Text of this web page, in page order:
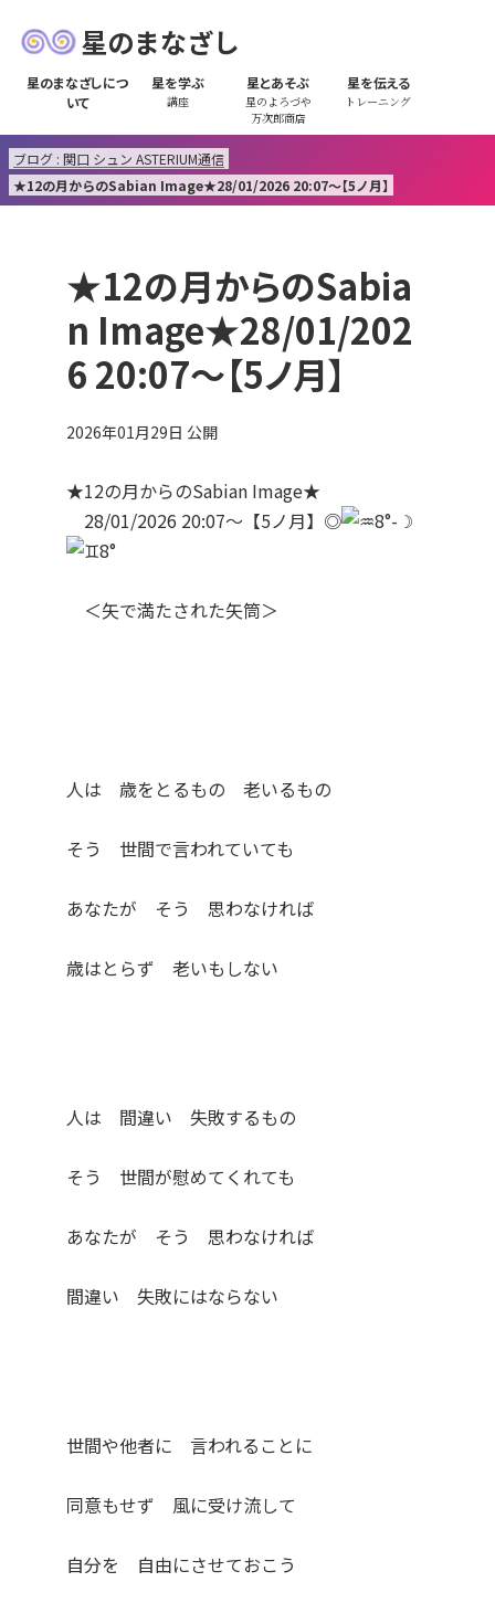
星のまなざし
星のまなざしにつ
いて
星を学ぶ
講座
星とあそぶ
星のよろづや
万次郎商店
星を伝える
トレーニング
ブログ : 関口 シュン ASTERIUM通信
★12の月からのSabian Image★28/01/2026 20:07～【5ノ月】
★12の月からのSabia
n Image★28/01/202
6 20:07～【5ノ月】
2026年01月29日 公開
★12の月からのSabian Image★
28/01/2026 20:07～【5ノ月】◎
8°-☽
8°
＜矢で満たされた矢筒＞
人は 歳をとるもの 老いるもの
そう 世間で言われていても
あなたが そう 思わなければ
歳はとらず 老いもしない
人は 間違い 失敗するもの
そう 世間が慰めてくれても
あなたが そう 思わなければ
間違い 失敗にはならない
世間や他者に 言われることに
同意もせず 風に受け流して
自分を 自由にさせておこう